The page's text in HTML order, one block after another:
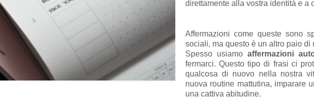
direttamente alla vostra identità e a
Affermazioni come queste sono
sociali, ma questo è un altro paio di
Spesso usiamoaffermazioni
fermarci. Questo tipo di frasi ci
qualcosa di nuovo nella nostra
nuova routine mattutina, imparare
una cattiva abitudine.